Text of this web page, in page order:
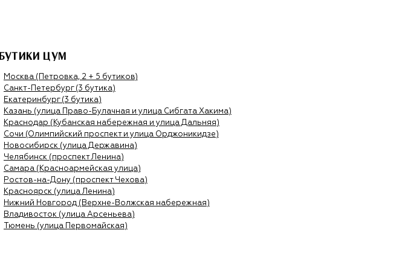
БУТИКИ ЦУМ
Москва (Петровка, 2 + 5 бутиков)
Санкт-Петербург (3 бутика)
Екатеринбург (3 бутика)
Казань (улица Право-Булачная и улица Сибгата Хакима)
Краснодар (Кубанская набережная и улица Дальняя)
Сочи (Олимпийский проспект и улица Орджоникидзе)
Новосибирск (улица Державина)
Челябинск (проспект Ленина)
Самара (Красноармейская улица)
Ростов-на-Дону (проспект Чехова)
Красноярск (улица Ленина)
Нижний Новгород (Верхне-Волжская набережная)
Владивосток (улица Арсеньева)
Тюмень (улица Первомайская)